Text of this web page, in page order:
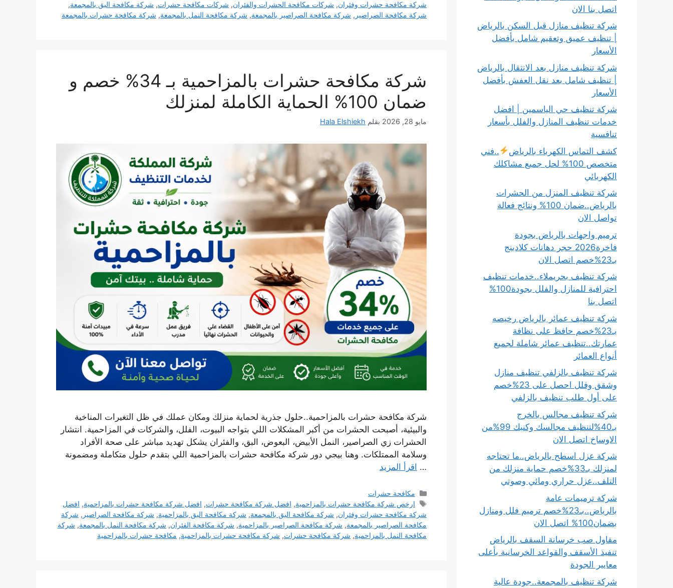
شركة مكافحة حشرات وفئران, شركات مكافحة الحشرات والفئران, شركات مكافحة حشرات, شركة مكافحة البق بالمجمعة,
شركة مكافحة الصراصير , شركة مكافحة الصراصير بالمجمعة, شركة مكافحة النمل بالمجمعة, شركة مكافحة حشرات بالمجمعة
شركة مكافحة حشرات بالمزاحمية بـ 34% خصم و
ضمان 100% الحماية الكاملة لمنزلك
مايو 28, 2026 بقلم Hala Elshiekh
شركة مكافحة حشرات بالمزاحمية..حلول جذرية لحماية منزلك ومكان عملك في ظل التغيرات المناخية
والبيئية، أصبحت الحشرات من أكبر المشكلات اللي بتواجه البيوت، الفلل، والشركات في المزاحمية. انتشار
الحشرات زي الصراصير، النمل الأبيض، البعوض، البق، والفئران يشكل تهديد مباشر على صحة الأفراد
وسلامة الممتلكات. وهنا بيجي دور شركة مكافحة حشرات بالمزاحمية اللي بتقدم حلول متكاملة ومضمونة
… اقرأ المزيد
التصنيفات
مكافحة حشرات
الوسوم
ارخص شركة مكافحة حشرات بالمزاحمية, افضل شركة مكافحة حشرات, افضل شركة مكافحة حشرات بالمزاحمية, افضل
شركة مكافحة حشرات وفئران, شركة مكافحة البق بالمجمعة, شركة مكافحة البق بالمزاحمية, شركة مكافحة الصراصير , شركة
مكافحة الصراصير بالمجمعة, شركة مكافحة الصراصير بالمزاحمية, شركة مكافحة الفئران, شركة مكافحة النمل بالمجمعة, شركة
مكافحة النمل بالمزاحمية, شركة مكافحة حشرات, شركة مكافحة حشرات بالمزاحمية, مكافحة حشرات بالمزاحمية
اتصل بنا الان
شركة تنظيف منازل قبل السكن بالرياض
| تنظيف عميق وتعقيم شامل بأفضل
الأسعار
شركة تنظيف منازل بعد الانتقال بالرياض
| تنظيف شامل بعد نقل العفش بأفضل
الأسعار
شركة تنظيف حي الياسمين | افضل
خدمات تنظيف المنازل والفلل بأسعار
تنافسية
كشف التماس الكهرباء بالرياض
..فني
متخصص 100% لحل جميع مشاكلك
الكهربائي
شركة تنظيف المنزل من الحشرات
بالرياض..ضمان 100% ونتائج فعالة
تواصل الان
ترميم واجهات بالرياض بجودة
فاخرة2026 حجر دهانات كلادينج
بـ23%خصم اتصل الان
شركة تنظيف بحريملاء..خدمات تنظيف
احترافية للمنازل والفلل بجودة100%
اتصل بنا
شركة تنظيف عمائر بالرياض رخيصه
بـ23%خصم حافظ على نظافة
عمارتك..تنظيف عمائر شاملة لجميع
أنواع العمائر
شركة تنظيف بالزلفي تنظيف منازل
وشقق وفلل احصل على 23%خصم
على أول طلب تنظيف بالزلفي
شركة تنظيف مجالس بالخرج
بـ40%لتنظيف مجالسك وكنبك 99%من
الاوساخ اتصل الان
شركة عزل اسطح بالرياض..ما تحتاجه
لمنزلك بـ33%خصم حماية منزلك من
التلف..عزل حراري ومائي وصوتي
شركة ترميمات عامة
بالرياض..بـ23%خصم ترميم فلل ومنازل
بضمان100% اتصل الان
مقاول صب خرسانة السقف بالرياض
تنفيذ الأسقف والقواعد الخرسانية بأعلى
معايير الجودة
شركة تنظيف بالمجمعة..جودة عالية